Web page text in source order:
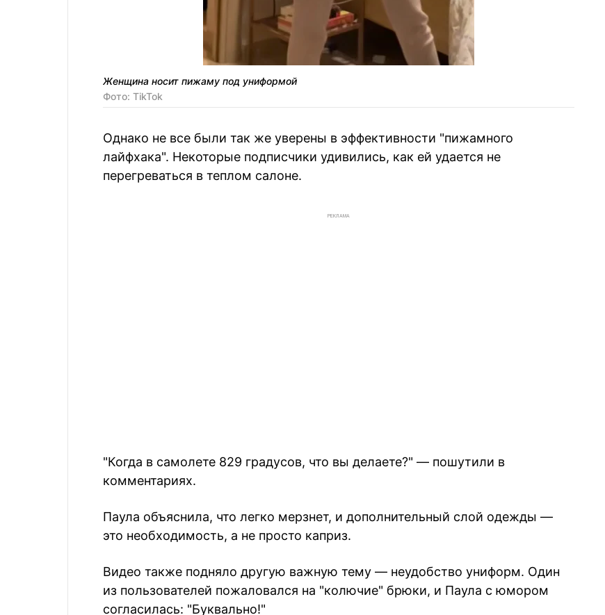
Женщина носит пижаму под униформой
Фото: TikTok
Однако не все были так же уверены в эффективности "пижамного
лайфхака". Некоторые подписчики удивились, как ей удается не
перегреваться в теплом салоне.
РЕКЛАМА
"Когда в самолете 829 градусов, что вы делаете?" — пошутили в
комментариях.
Паула объяснила, что легко мерзнет, и дополнительный слой одежды —
это необходимость, а не просто каприз.
Видео также подняло другую важную тему — неудобство униформ. Один
из пользователей пожаловался на "колючие" брюки, и Паула с юмором
согласилась: "Буквально!"